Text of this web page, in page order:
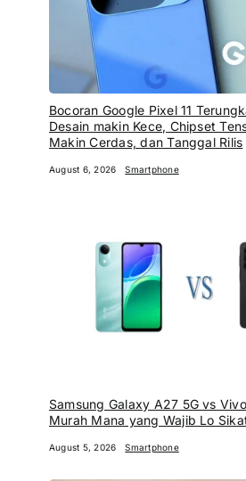
Bocoran Google Pixel 11
Desain makin Kece, Chipset
Makin Cerdas, dan Tanggal Rilis
August 6, 2026 Smartphone
Samsung Galaxy A27 5G vs
Murah Mana yang Wajib Lo
August 5, 2026 Smartphone